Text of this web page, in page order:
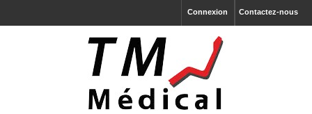
Contactez-nous
Connexion